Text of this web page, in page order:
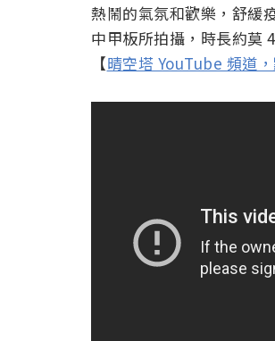
熱鬧的氣氛和歡樂，舒緩
中甲板所拍攝，時長約莫
【晴空塔 YouTube 頻道